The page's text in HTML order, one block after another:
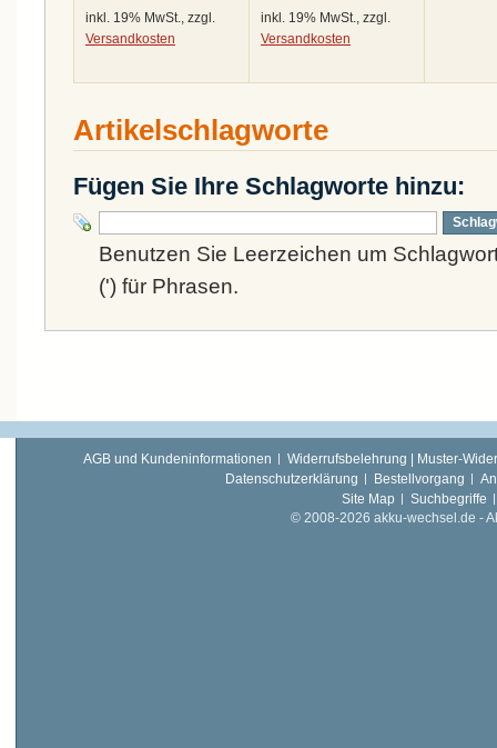
inkl. 19% MwSt., zzgl.
Versandkosten
inkl. 19% MwSt., zzgl.
Versandkosten
Artikelschlagworte
Fügen Sie Ihre Schlagworte hinzu:
Benutzen Sie Leerzeichen um
(') für Phrasen.
AGB und Kundeninformationen
Widerrufsbelehrung | Muster-
Datenschutzerklärung
Bestellvorgang
Site Map
Suchbegriffe
© 2008-2026 akku-wechsel.de -